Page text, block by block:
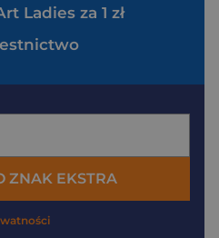
Ladies za 1 zł
ZNAK EKSTRA